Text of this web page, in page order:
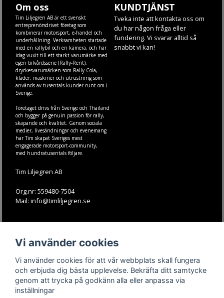
Om oss
Tim Liljegren AB är ett svenskt
entreprenörsdrivet företag som
kombinerar motorsport, e-handel och
underhållning. Verksamheten startade
med en rallybil och en kamera, och har
idag vuxit till ett starkt varumärke med
egen bilvårdsserie (Rally-Rent),
dryckesvarumärken som Rally-Cola,
kläder, maskineroch utrustning som
används av tusentals kunder runt om i
Sverige.
Företaget drivs från Sverige och Thailand
och bygger på genuin passion för rally,
skapande och kvalitet. Genom sociala
medier, livesändningar och evenemang
har Tim skapat Sveriges mest
engagerade motorsport-community,
med hundratusentals följare.
Tim Liljegren AB
Org.nr: 559480-7504
Mail: info@timliljegren.se
KUNDTJÄNST
Tveka inte att kontakta oss om
du har någon fråga eller
fundering. Vi svarar alltid så
snabbt vi kan!
Köpvillkor
Kontakt
Youtube-videos
Instagram
Youtube
TikTok
Vi använder cookies
Vi använder cookies för att vår webbplats skall fungera
och erbjuda dig bästa upplevelse. Bekräfta ditt samtycke
genom att trycka på godkänn alla eller anpassa via
inställningar